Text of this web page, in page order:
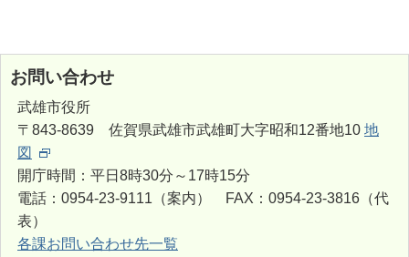
お問い合わせ
武雄市役所
〒843-8639 佐賀県武雄市武雄町大字昭和12番地10 地
図
開庁時間：平日8時30分～17時15分
電話：0954-23-9111（案内） FAX：0954-23-3816（代
表）
各課お問い合わせ先一覧